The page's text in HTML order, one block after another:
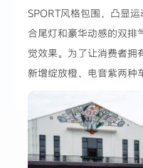
SPORT风格包围，凸显
合尾灯和豪华动感的双排
觉效果。为了让消费者拥
新增绽放橙、电音紫两种